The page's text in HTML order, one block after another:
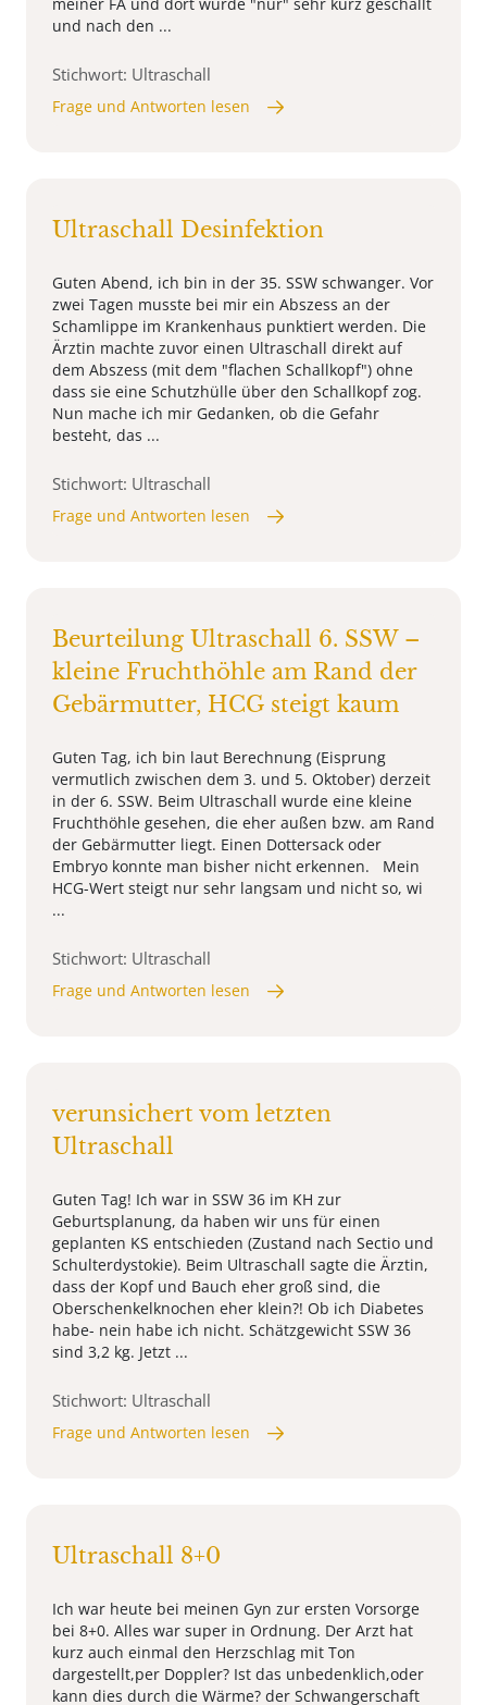
und nach den ...
Stichwort: Ultraschall
Frage und Antworten lesen
Ultraschall Desinfektion
Guten Abend, ich bin in der 35. SSW schwanger. Vor
zwei Tagen musste bei mir ein Abszess an der
Schamlippe im Krankenhaus punktiert werden. Die
Ärztin machte zuvor einen Ultraschall direkt auf
dem Abszess (mit dem "flachen Schallkopf") ohne
dass sie eine Schutzhülle über den Schallkopf zog.
Nun mache ich mir Gedanken, ob die Gefahr
besteht, das ...
Stichwort: Ultraschall
Frage und Antworten lesen
Beurteilung Ultraschall 6. SSW –
kleine Fruchthöhle am Rand der
Gebärmutter, HCG steigt kaum
Guten Tag, ich bin laut Berechnung (Eisprung
vermutlich zwischen dem 3. und 5. Oktober) derzeit
in der 6. SSW. Beim Ultraschall wurde eine kleine
Fruchthöhle gesehen, die eher außen bzw. am Rand
der Gebärmutter liegt. Einen Dottersack oder
Embryo konnte man bisher nicht erkennen. Mein
HCG-Wert steigt nur sehr langsam und nicht so, wi
...
Stichwort: Ultraschall
Frage und Antworten lesen
verunsichert vom letzten
Ultraschall
Guten Tag! Ich war in SSW 36 im KH zur
Geburtsplanung, da haben wir uns für einen
geplanten KS entschieden (Zustand nach Sectio und
Schulterdystokie). Beim Ultraschall sagte die Ärztin,
dass der Kopf und Bauch eher groß sind, die
Oberschenkelknochen eher klein?! Ob ich Diabetes
habe- nein habe ich nicht. Schätzgewicht SSW 36
sind 3,2 kg. Jetzt ...
Stichwort: Ultraschall
Frage und Antworten lesen
Ultraschall 8+0
Ich war heute bei meinen Gyn zur ersten Vorsorge
bei 8+0. Alles war super in Ordnung. Der Arzt hat
kurz auch einmal den Herzschlag mit Ton
dargestellt,per Doppler? Ist das unbedenklich,oder
kann dies durch die Wärme? der Schwangerschaft